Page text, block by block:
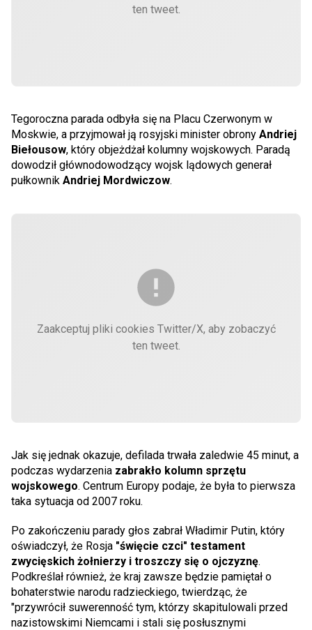
ten tweet.
Tegoroczna parada odbyła się na Placu Czerwonym w
Moskwie, a przyjmował ją rosyjski minister obrony Andriej
Biełousow, który objeżdżał kolumny wojskowych. Paradą
dowodził głównodowodzący wojsk lądowych generał
pułkownik Andriej Mordwiczow.
Zaakceptuj pliki cookies Twitter/X, aby zobaczyć
ten tweet.
Jak się jednak okazuje, defilada trwała zaledwie 45 minut, a
podczas wydarzenia zabrakło kolumn sprzętu
wojskowego. Centrum Europy podaje, że była to pierwsza
taka sytuacja od 2007 roku.
Po zakończeniu parady głos zabrał Władimir Putin, który
oświadczył, że Rosja "święcie czci" testament
zwycięskich żołnierzy i troszczy się o ojczyznę.
Podkreślał również, że kraj zawsze będzie pamiętał o
bohaterstwie narodu radzieckiego, twierdząc, że
"przywrócił suwerenność tym, którzy skapitulowali przed
nazistowskimi Niemcami i stali się posłusznymi